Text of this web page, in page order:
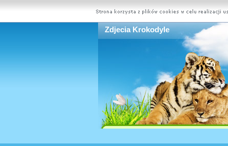
Zdjecia Krokodyle